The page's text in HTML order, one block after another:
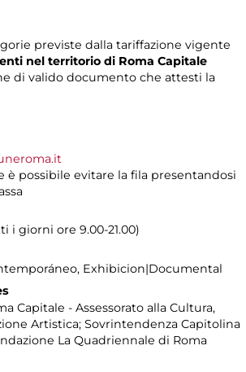
previste dalla tariffazione vigente
nel territorio di Roma Capitale
di valido documento che attesti la
è possibile evitare la fila presentandosi
i giorni ore 9.00-21.00)
Exhibicion|Documental
Capitale - Assessorato alla Cultura,
Artistica; Sovrintendenza Capitolina
La Quadriennale di Roma